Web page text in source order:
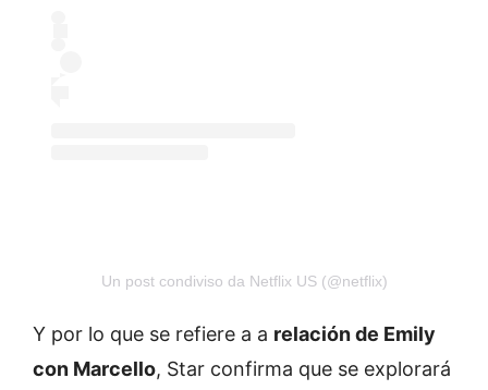
Un post condiviso da Netflix US (@netflix)
Y por lo que se refiere a a relación de Emily
con Marcello, Star confirma que se explorará